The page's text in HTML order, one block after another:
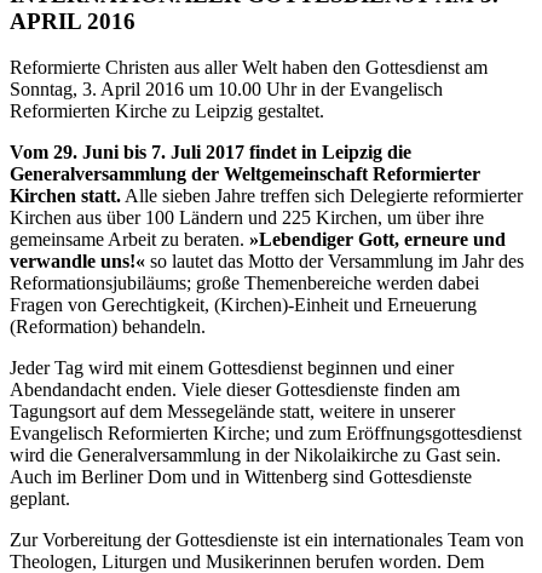
APRIL 2016
Reformierte Christen aus aller Welt haben den Gottesdienst am
Sonntag, 3. April 2016 um 10.00 Uhr in der Evangelisch
Reformierten Kirche zu Leipzig gestaltet.
Vom 29. Juni bis 7. Juli 2017 findet in Leipzig die
Generalversammlung der Weltgemeinschaft Reformierter
Kirchen statt.Alle sieben Jahre treffen sich Delegierte reformierter
Kirchen aus über 100 Ländern und 225 Kirchen, um über ihre
gemeinsame Arbeit zu beraten. »Lebendiger Gott, erneure und
verwandle uns!« so lautet das Motto der Versammlung im Jahr des
Reformationsjubiläums; große Themenbereiche werden dabei
Fragen von Gerechtigkeit, (Kirchen)-Einheit und Erneuerung
(Reformation) behandeln.
Jeder Tag wird mit einem Gottesdienst beginnen und einer
Abendandacht enden. Viele dieser Gottesdienste finden am
Tagungsort auf dem Messegelände statt, weitere in unserer
Evangelisch Reformierten Kirche; und zum Eröffnungsgottesdienst
wird die Generalversammlung in der Nikolaikirche zu Gast sein.
Auch im Berliner Dom und in Wittenberg sind Gottesdienste
geplant.
Zur Vorbereitung der Gottesdienste ist ein internationales Team von
Theologen, Liturgen und Musikerinnen berufen worden. Dem